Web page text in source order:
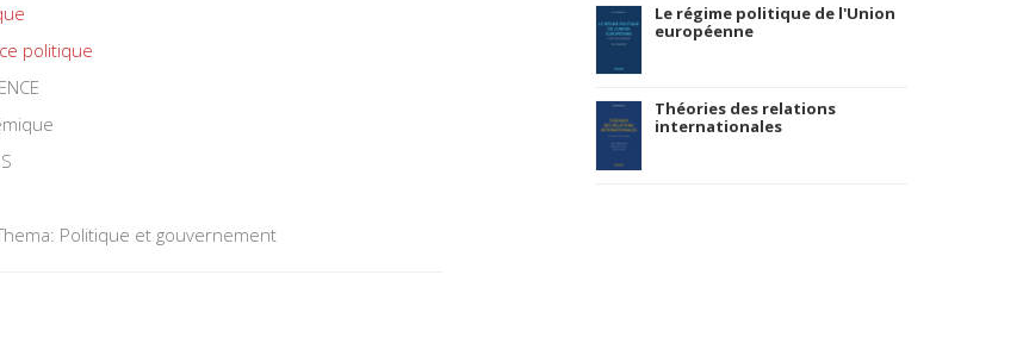
politique
Politique et gouvernement
Le régime politique de l'Union
européenne
Théories des relations
internationales